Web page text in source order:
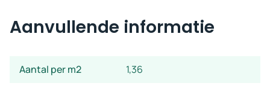
Aanvullende informatie
Aantal per m2 1,36